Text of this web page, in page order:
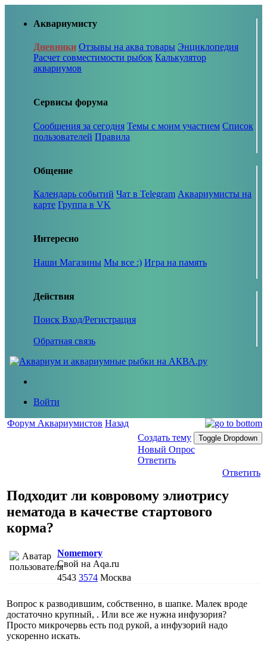
Аквариумисту
Дневники Отзывы на аква товары Энциклопедия
Расчет совместимости рыбок Калькулятор
аквариумов
Сервисы форума
Сообщения за сегодня Темы с моим участием Список
пользователей Правила
Общение
Календарь событий Чат в Telegram Аквариумисты на
карте Группа в VK
Интересно
Наши Магазины Мы все :) Игра на память
Действия
Поиск Вход/Регистрация
Обратная связь
Войти
Форум Аквариумистов Назад
Создать тему
Toggle Dropdown
Новый Опрос
Ответить
Ответить
Подходит ли ковровому элиотрису
нематода в качестве стартового
корма?
Nomemory
Свой на Aqa.ru
4543 3574 Москва
Вопрос к разводившим, собственно, в шапке. Малек вроде
достаточно крупный, . Или все же нужна инфузория?
Просто микрочервь есть под рукой, а инфузорий надо
ускоренно искать.